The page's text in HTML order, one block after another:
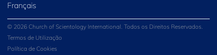
Français
© 2026 Church of Scientology International. Todos os Direitos Reservados.
Termos de Utilização
Política de Cookies